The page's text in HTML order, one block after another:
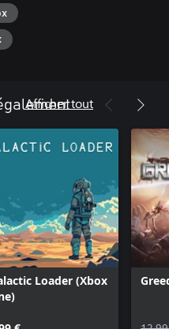
Afficher tout
Loader (Xbox